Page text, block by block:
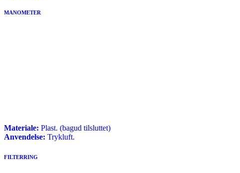
MANOMETER
Materiale: Plast. (bagud tilsluttet)
Anvendelse: Trykluft.
FILTERRING